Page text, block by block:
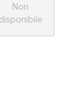
Non
disponibile